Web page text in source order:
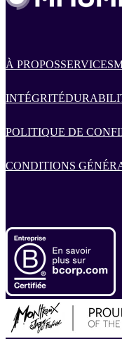
À PROPOSSERVICES
INTÉGRITÉ
POLITIQUE DE
CONDITIONS